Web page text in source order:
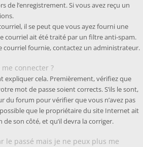
de l’enregistrement. Si vous avez reçu un
il se peut que vous ayez fourni une
courriel ait été traité par un filtre anti-spam.
courriel fournie, contactez un administrateur.
connecter ?
expliquer cela. Premièrement, vérifiez que
mot de passe soient corrects. S’ils le sont,
du forum pour vérifier que vous n’avez pas
que le propriétaire du site Internet ait
son côté, et qu’il devra la corriger.
le passé mais je ne peux plus me